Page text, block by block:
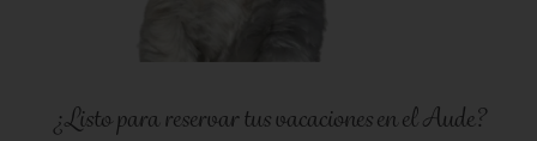
¿Listo para reservar tus vacaciones en el Aude?